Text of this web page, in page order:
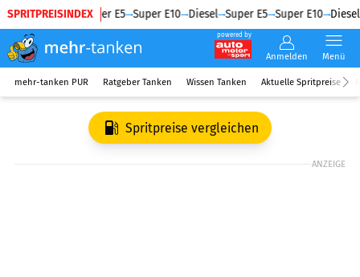
SPRITPREISINDEX
Diesel Super E5 Super E10 Diesel Super E5 Super E10 Diesel
powered by
Anmelden Menü
mehr-tanken PUR Ratgeber Tanken Wissen Tanken Aktuelle Spritpreise
Spritpreise vergleichen
ANZEIGE